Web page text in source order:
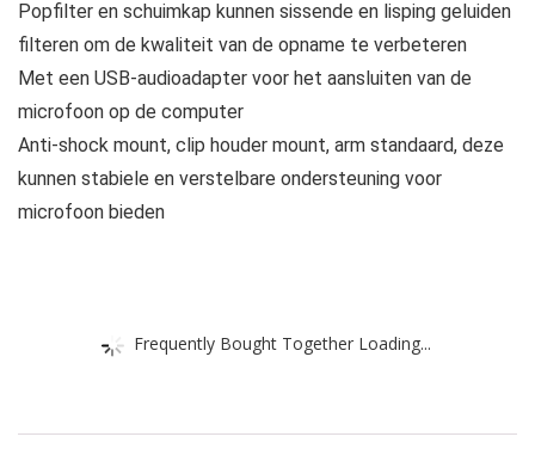
Popfilter en schuimkap kunnen sissende en lisping geluiden
filteren om de kwaliteit van de opname te verbeteren
Met een USB-audioadapter voor het aansluiten van de
microfoon op de computer
Anti-shock mount, clip houder mount, arm standaard, deze
kunnen stabiele en verstelbare ondersteuning voor
microfoon bieden
Frequently Bought Together Loading...